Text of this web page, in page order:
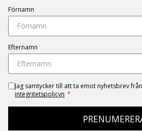
Förnamn
Efternamn
Jag samtycker till att ta emot nyhetsbrev
integritetspolicyn *